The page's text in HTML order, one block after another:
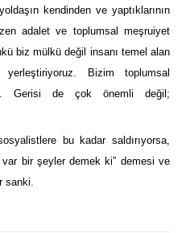
kendinden ve yaptıklarının
adalet ve toplumsal meşruiyet
biz mülkü değil insanı temel alan
Bizim toplumsal
Gerisi de çok önemli değil;
bu kadar saldırıyorsa,
var bir şeyler demek ki” demesi ve
sanki.